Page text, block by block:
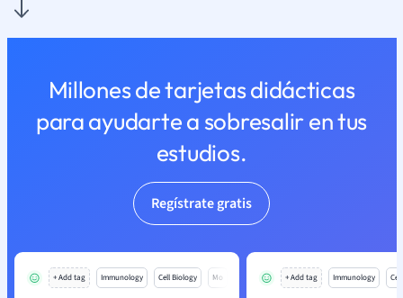
Millones de tarjetas didácticas
para ayudarte a sobresalir en tus
estudios.
Regístrate gratis
+ Add tag Immunology Cell Biology Mo + Add tag Immunology